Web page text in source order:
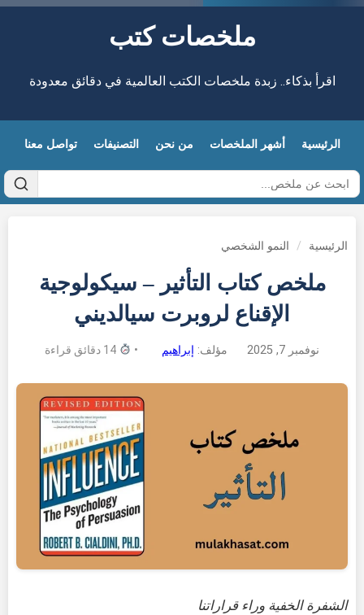
ملخصات كتب
اقرأ بذكاء.. زبدة ملخصات الكتب العالمية في دقائق معدودة
الرئيسية أشهر الملخصات من نحن التصنيفات تواصل معنا
الرئيسية / النمو الشخصي
ملخص كتاب التأثير – سيكولوجية
الإقناع لروبرت سيالديني
نوفمبر 7, 2025 مؤلف: إبراهيم •
الشفرة الخفية وراء قراراتنا